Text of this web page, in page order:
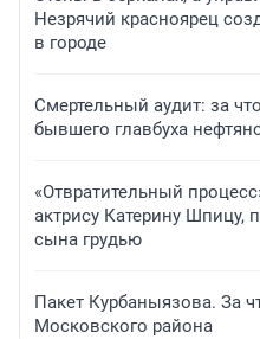
Незрячий красноярец
в городе
Смертельный аудит: за
бывшего главбуха
«Отвратительный
актрису Катерину Шпицу,
сына грудью
Пакет Курбаныязова. За
Московского района